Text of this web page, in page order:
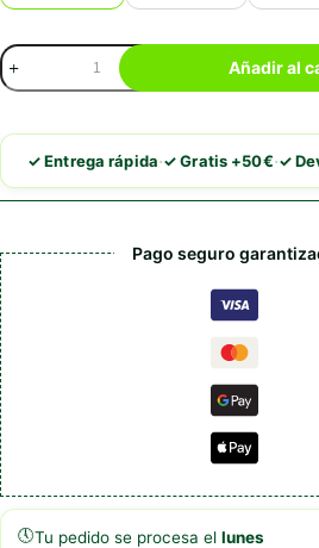
Disugual
Pato
con
cantidad
Añadir al
✓ Entrega rápida·✓ Gratis +50€·✓
Pago seguro
🕔Tu pedido se procesa el lunes